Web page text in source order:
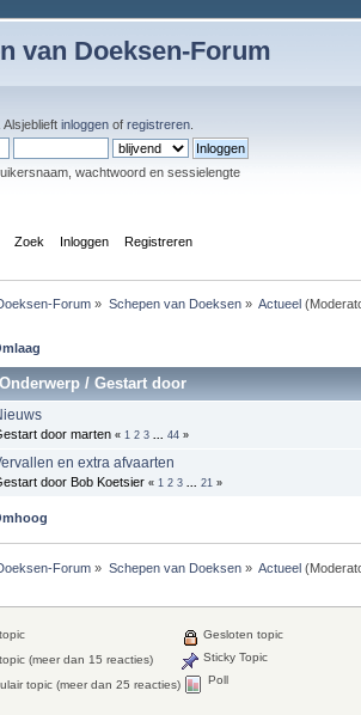
van Doeksen-Forum
. Alsjeblieft inloggen of registreren
wachtwoord en sessielengte
Zoek Inloggen Registreren
Forum » Schepen van Doeksen» Actueel
Onderwerp /Gestart door
door marten « 1 2 3 44 »
en extra afvaarten
door Bob Koetsier « 1 2 3 21 »
Forum » Schepen van Doeksen» Actueel
(meer dan 15 reacties)
topic (meer dan 25 reacties)
Gesloten topic
Sticky Topic
Poll